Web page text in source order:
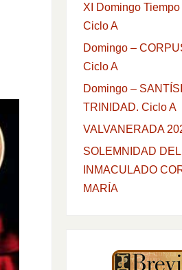
XI Domingo
Ciclo A
Domingo –
Ciclo A
Domingo –
TRINIDAD. Ciclo A
VALVANERADA
SOLEMNIDAD DEL
INMACULADO
MARÍA